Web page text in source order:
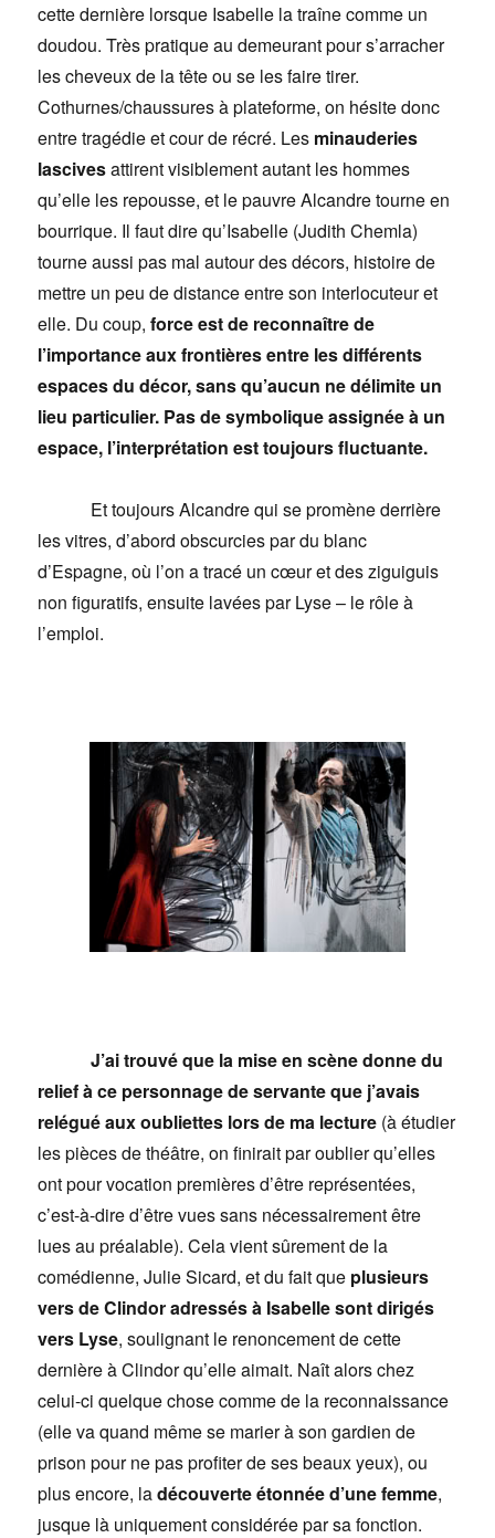
cette dernière lorsque Isabelle la traîne comme un
doudou. Très pratique au demeurant pour s’arracher
les cheveux de la tête ou se les faire tirer.
Cothurnes/chaussures à plateforme, on hésite donc
entre tragédie et cour de récré. Les minauderies
lascivesattirent visiblement autant les hommes
qu’elle les repousse, et le pauvre Alcandre tourne en
bourrique. Il faut dire qu’Isabelle (Judith Chemla)
tourne aussi pas mal autour des décors, histoire de
mettre un peu de distance entre son interlocuteur et
elle. Du coup,force est de reconnaître de
l’importance aux frontières entre les différents
espaces du décor, sans qu’aucun ne délimite un
lieu particulier. Pas de symbolique assignée à un
espace, l’interprétation est toujours fluctuante.
Et toujours Alcandre qui se promène derrière
les vitres, d’abord obscurcies par du blanc
d’Espagne, où l’on a tracé un cœur et des ziguiguis
non figuratifs, ensuite lavées par Lyse – le rôle à
l’emploi.
J’ai trouvé que la mise en scène donne du
relief à ce personnage de servante que j’avais
relégué aux oubliettes lors de ma lecture (à étudier
les pièces de théâtre, on finirait par oublier qu’elles
ont pour vocation premières d’être représentées,
c’est-à-dire d’être vues sans nécessairement être
lues au préalable). Cela vient sûrement de la
comédienne, Julie Sicard, et du fait que plusieurs
vers de Clindor adressés à Isabelle sont dirigés
vers Lyse, soulignant le renoncement de cette
dernière à Clindor qu’elle aimait. Naît alors chez
celui-ci quelque chose comme de la reconnaissance
(elle va quand même se marier à son gardien de
prison pour ne pas profiter de ses beaux yeux), ou
plus encore, ladécouverte étonnée d’une femme,
jusque là uniquement considérée par sa fonction.